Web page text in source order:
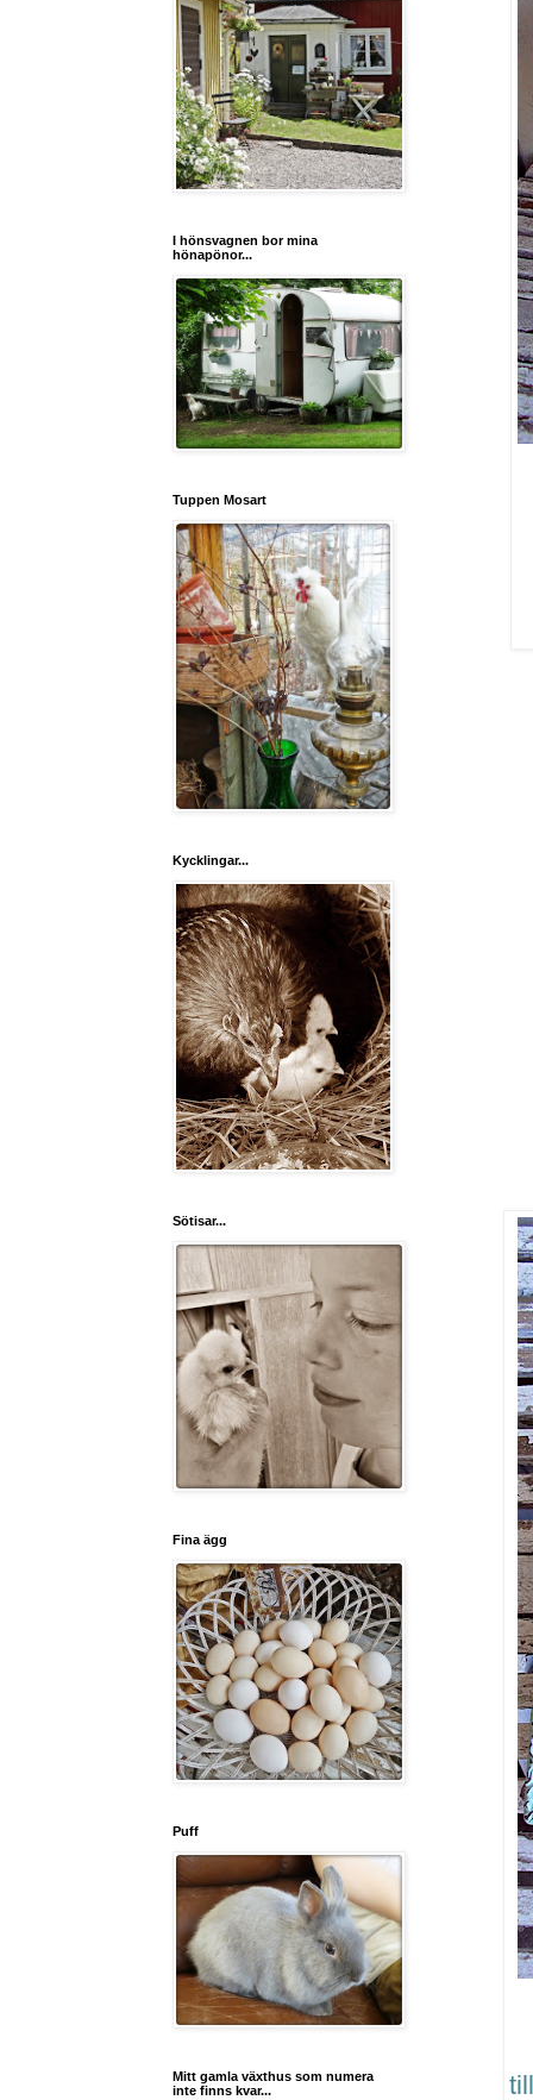
I hönsvagnen bor mina
hönapönor...
Tuppen Mosart
Kycklingar...
Sötisar...
Fina ägg
Puff
Mitt gamla växthus som numera
inte finns kvar...